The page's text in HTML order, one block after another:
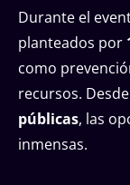
Durante el
planteados por
como
recursos. Desde
públicas, las
inmensas.